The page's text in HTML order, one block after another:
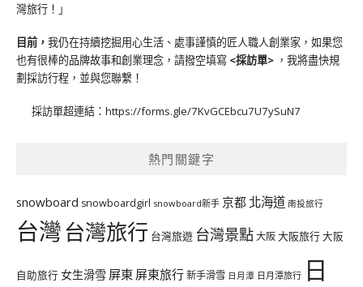
灣旅行！」
目前， 我仍在持續挖掘用心生活、處事謹慎的匠人職人創業家，如果您
也有很棒的品牌故事和創業理念，請撥空填寫 <採訪單> ，我將盡快規
劃採訪行程，並與您聯繫！
採訪單超連結： https://forms.gle/7KvGCEbcu7U7ySuN7
熱門關鍵字
snowboard snowboardgirl snowboard新手 京都 北海道 南投旅行
台灣台灣旅行 台灣旅遊 台灣景點大阪大阪旅行大阪
自助旅行 女生滑雪 屏東 屏東旅行新手滑雪 日月潭 日月潭旅行 日